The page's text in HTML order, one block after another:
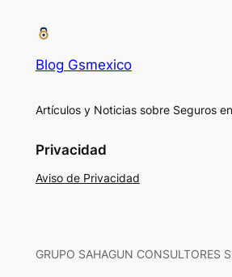
Blog Gsmexico
Artículos y Noticias sobre Seguros
Privacidad
Aviso de Privacidad
GRUPO SAHAGUN CONSULTORES